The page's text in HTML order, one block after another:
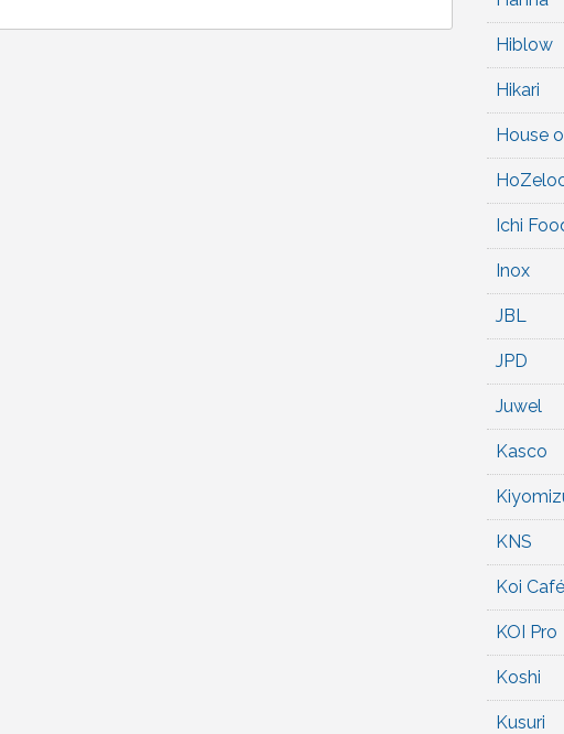
Hiblow
Hikari
House
Ichi
Inox
JBL
JPD
Juwel
Kasco
KNS
Koi Café
KOI Pro
Koshi
Kusuri